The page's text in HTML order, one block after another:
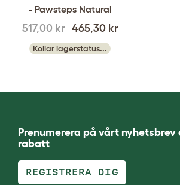
- Pawsteps Natural
517,00 kr 465,30 kr
Kollar lagerstatus...
Prenumerera på vårt nyhetsbrev
rabatt
REGISTRERA DIG